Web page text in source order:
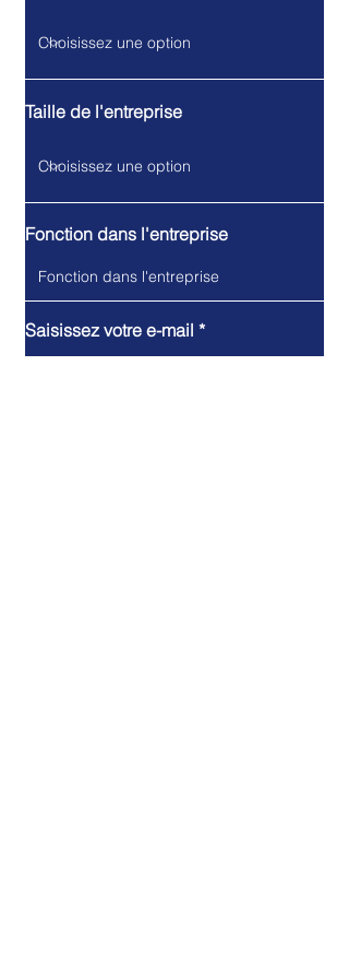
Taille de l'entreprise
Fonction dans l'entreprise
Saisissez votre e-mail